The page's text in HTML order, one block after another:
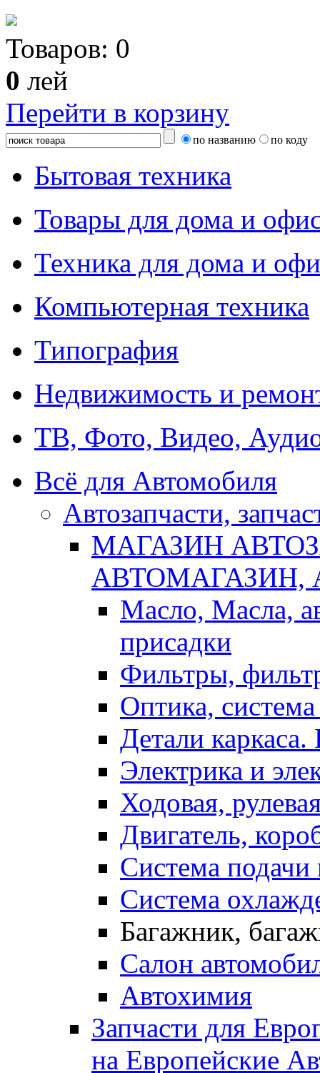
Товаров: 0
0 лей
Перейти в корзину
по названию по коду
Бытовая техника
Товары для дома и
Техника для дома и
Компьютерная техника
Типография
Недвижимость и
ТВ, Фото, Видео,
Всё для Автомобиля
Автозапчасти,
МАГАЗИН
АВТОМАГАЗИН,
Масло, Масла,
присадки
Фильтры,
Оптика,
Детали каркаса.
Электрика и
Ходовая,
Двигатель,
Система подачи
Система
Багажник,
Салон
Автохимия
Запчасти для
на Европейские